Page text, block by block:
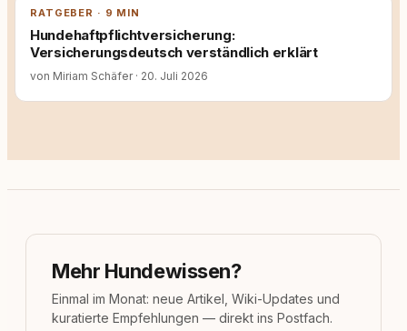
RATGEBER · 9 MIN
Hundehaftpflichtversicherung:
Versicherungsdeutsch verständlich erklärt
von Miriam Schäfer · 20. Juli 2026
Mehr Hundewissen?
Einmal im Monat: neue Artikel, Wiki-Updates und
kuratierte Empfehlungen — direkt ins Postfach.